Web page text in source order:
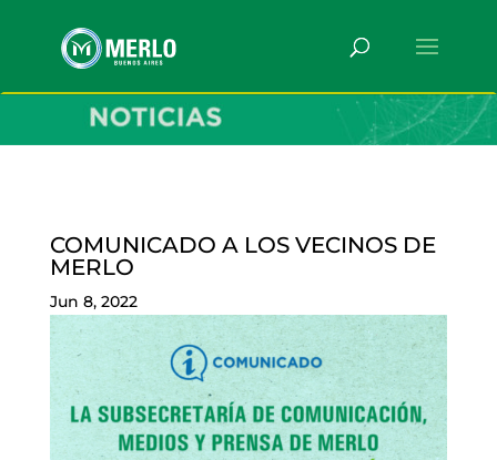
COMUNICADO A LOS VECINOS DE
MERLO
Jun 8, 2022